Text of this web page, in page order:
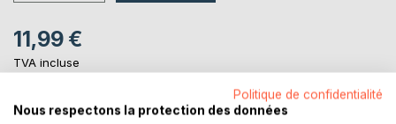
11,99 €
TVA incluse
Politique de confidentialité
Nous respectons la protection des données